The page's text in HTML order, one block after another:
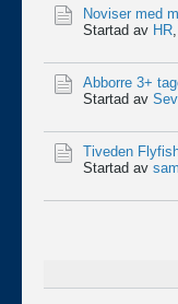
Noviser med
Startad av HR,
Abborre 3+
Startad av
Tiveden
Startad av